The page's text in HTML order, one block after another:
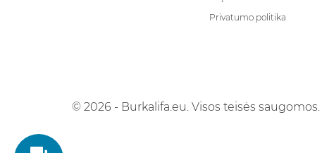
Privatumo politika
© 2026 - Burkalifa.eu. Visos teisės saugomos.